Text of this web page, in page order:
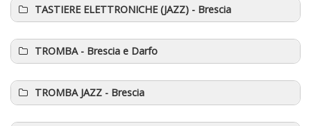
TASTIERE ELETTRONICHE(JAZZ) - Brescia
TROMBA- Brescia e Darfo
TROMBA JAZZ - Brescia